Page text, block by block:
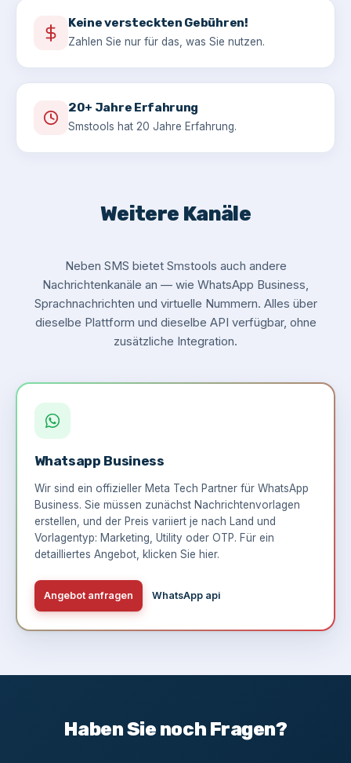
Keine versteckten Gebühren!
Zahlen Sie nur für das, was Sie nutzen.
20+ Jahre Erfahrung
Smstools hat 20 Jahre Erfahrung.
Weitere Kanäle
Neben SMS bietet Smstools auch andere
Nachrichtenkanäle an — wie WhatsApp Business,
Sprachnachrichten und virtuelle Nummern. Alles über
dieselbe Plattform und dieselbe API verfügbar, ohne
zusätzliche Integration.
Whatsapp Business
Wir sind ein offizieller Meta Tech Partner für WhatsApp
Business. Sie müssen zunächst Nachrichtenvorlagen
erstellen, und der Preis variiert je nach Land und
Vorlagentyp: Marketing, Utility oder OTP. Für ein
detailliertes Angebot, klicken Sie hier.
Angebot anfragen WhatsApp api
Haben Sie noch Fragen?